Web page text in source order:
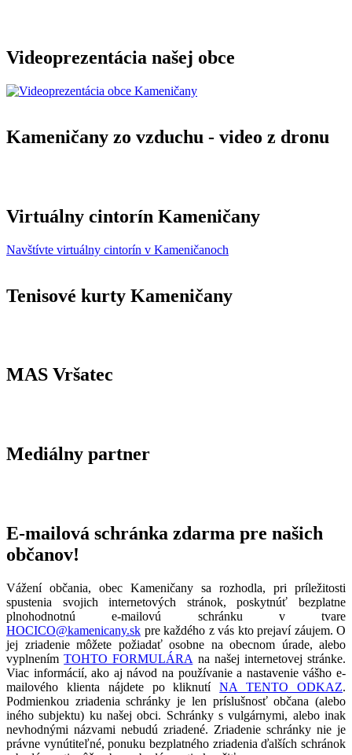
Videoprezentácia našej obce
Kameničany zo vzduchu - video z dronu
Virtuálny cintorín Kameničany
Navštívte virtuálny cintorín v Kameničanoch
Tenisové kurty Kameničany
MAS Vršatec
Mediálny partner
E-mailová schránka zdarma pre našich
občanov!
Vážení občania, obec Kameničany sa rozhodla, pri príležitosti
spustenia svojich internetových stránok, poskytnúť bezplatne
plnohodnotnú e-mailovú schránku v tvare
HOCICO@kamenicany.sk pre každého z vás kto prejaví záujem. O
jej zriadenie môžete požiadať osobne na obecnom úrade, alebo
vyplnenímTOHTO FORMULÁRA na našej internetovej stránke.
Viac informácií, ako aj návod na používanie a nastavenie vášho e-
mailového klienta nájdete po kliknutíNA TENTO ODKAZ.
Podmienkou zriadenia schránky je len príslušnosť občana (alebo
iného subjektu) ku našej obci. Schránky s vulgárnymi, alebo inak
nevhodnými názvami nebudú zriadené. Zriadenie schránky nie je
právne vynútiteľné, ponuku bezplatného zriadenia ďalších schránok